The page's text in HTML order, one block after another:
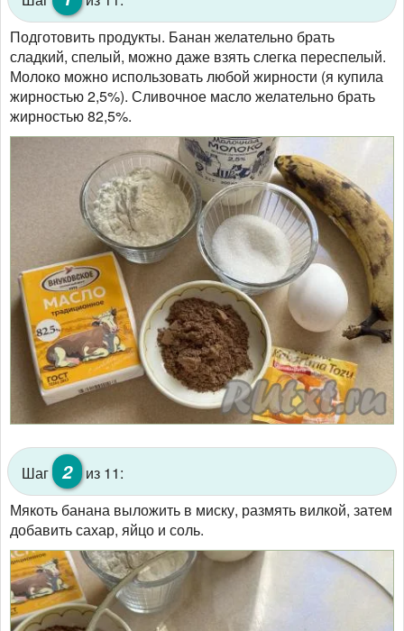
Подготовить продукты. Банан желательно брать
сладкий, спелый, можно даже взять слегка переспелый.
Молоко можно использовать любой жирности (я купила
жирностью 2,5%). Сливочное масло желательно брать
жирностью 82,5%.
Шаг 2
из 11:
Мякоть банана выложить в миску, размять вилкой, затем
добавить сахар, яйцо и соль.